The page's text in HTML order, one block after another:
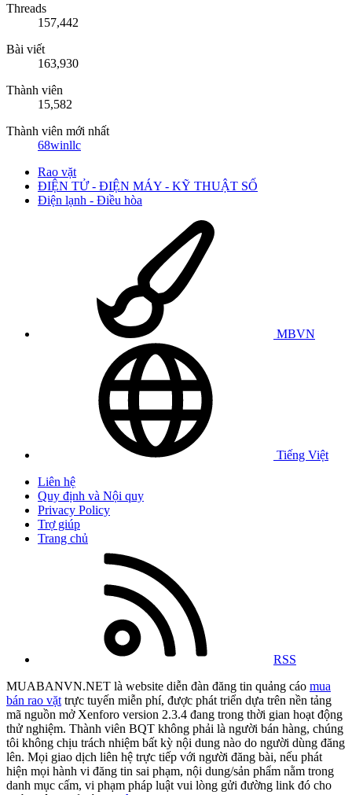
Threads
157,442
Bài viết
163,930
Thành viên
15,582
Thành viên mới nhất
68winllc
Rao vặt
ĐIỆN TỬ - ĐIỆN MÁY - KỸ THUẬT SỐ
Điện lạnh - Điều hòa
MBVN
Tiếng Việt
Liên hệ
Quy định và Nội quy
Privacy Policy
Trợ giúp
Trang chủ
RSS
MUABANVN.NET là website diễn đàn đăng tin quảng cáo mua
bán rao vặt trực tuyến miễn phí, được phát triển dựa trên nền tảng
mã nguồn mở Xenforo version 2.3.4 đang trong thời gian hoạt động
thử nghiệm. Thành viên BQT không phải là người bán hàng, chúng
tôi không chịu trách nhiệm bất kỳ nội dung nào do người dùng đăng
lên. Mọi giao dịch liên hệ trực tiếp với người đăng bài, nếu phát
hiện mọi hành vi đăng tin sai phạm, nội dung/sản phẩm nằm trong
danh mục cấm, vi phạm pháp luật vui lòng gửi đường link đó cho